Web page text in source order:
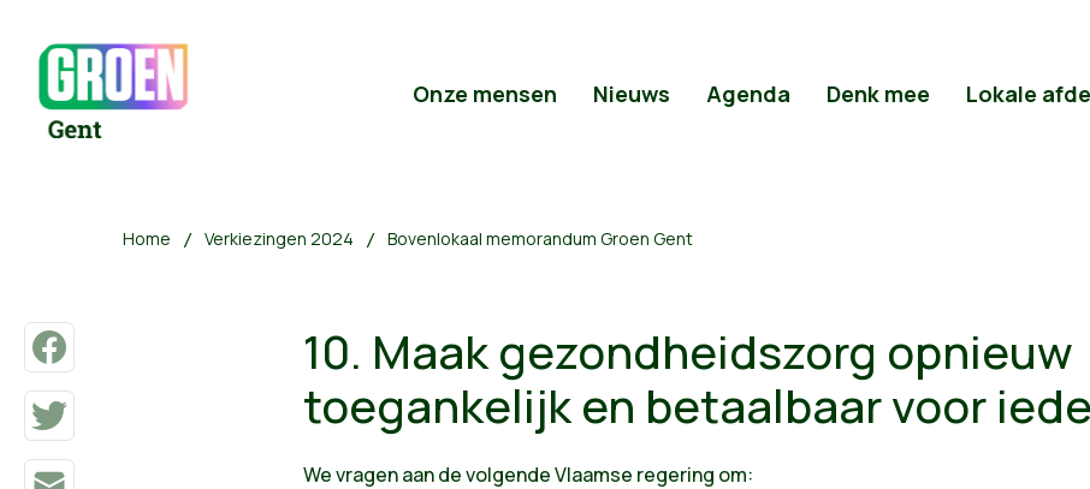
Onze mensen Nieuws Agenda Denk mee Lokale
Home Verkiezingen 2024 Bovenlokaal memorandum Groen Gent
10. Maak gezondheidszorg opnieuw
toegankelijk en betaalbaar voor
We vragen aan de volgende Vlaamse regering om: